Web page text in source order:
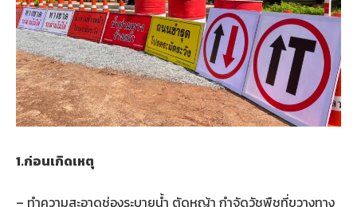
1.ก่อนเกิดเหตุ
– ทำความสะอาดช่องระบายน้ำ ตัดหญ้า กำจัดวัชพืชที่ขวางทาง